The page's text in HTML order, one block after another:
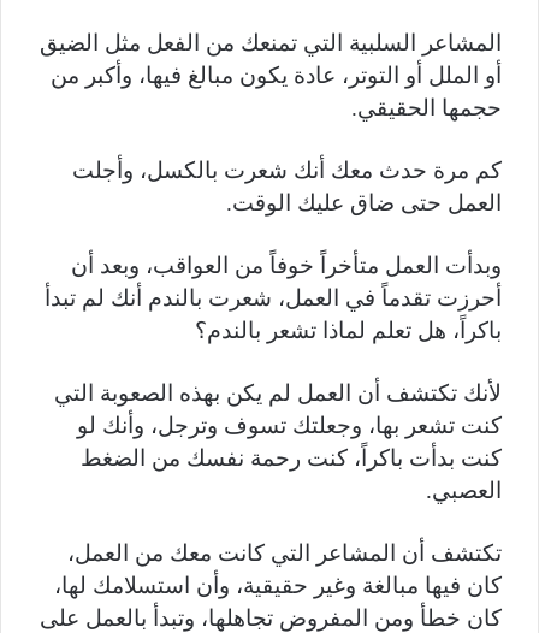
المشاعر السلبية التي تمنعك من الفعل مثل الضيق
أو الملل أو التوتر، عادة يكون مبالغ فيها، وأكبر من
حجمها الحقيقي.
كم مرة حدث معك أنك شعرت بالكسل، وأجلت
العمل حتى ضاق عليك الوقت.
وبدأت العمل متأخراً خوفاً من العواقب، وبعد أن
أحرزت تقدماً في العمل، شعرت بالندم أنك لم تبدأ
باكراً، هل تعلم لماذا تشعر بالندم؟
لأنك تكتشف أن العمل لم يكن بهذه الصعوبة التي
كنت تشعر بها، وجعلتك تسوف وترجل، وأنك لو
كنت بدأت باكراً، كنت رحمة نفسك من الضغط
العصبي.
تكتشف أن المشاعر التي كانت معك من العمل،
كان فيها مبالغة وغير حقيقية، وأن استسلامك لها،
كان خطأ ومن المفروض تجاهلها، وتبدأ بالعمل على